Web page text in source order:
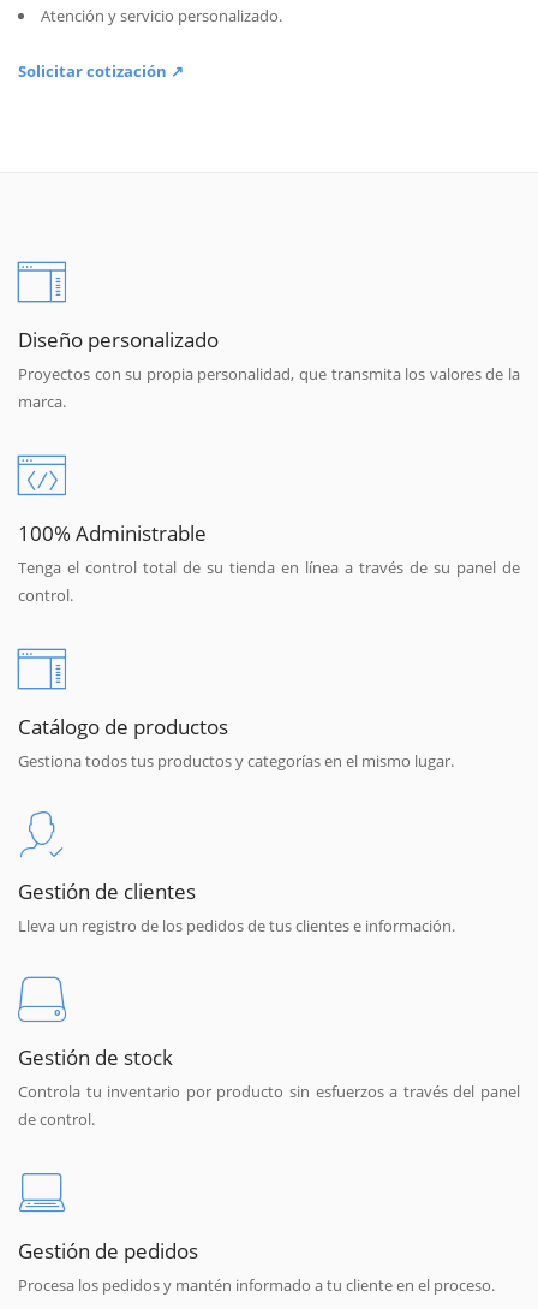
Atención y servicio personalizado.
Solicitar cotización ↗
Diseño personalizado
Proyectos con su propia personalidad, que transmita los valores de la
marca.
100% Administrable
Tenga el control total de su tienda en línea a través de su panel de
control.
Catálogo de productos
Gestiona todos tus productos y categorías en el mismo lugar.
Gestión de clientes
Lleva un registro de los pedidos de tus clientes e información.
Gestión de stock
Controla tu inventario por producto sin esfuerzos a través del panel
de control.
Gestión de pedidos
Procesa los pedidos y mantén informado a tu cliente en el proceso.